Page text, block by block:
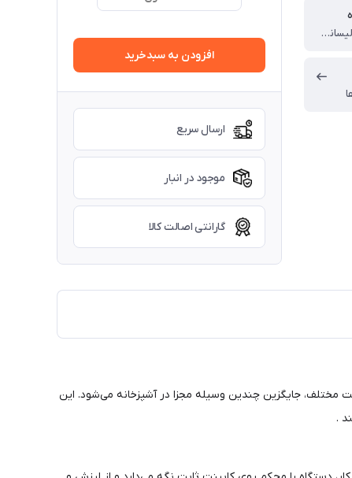
چین (تحت لیسانس جمهوری چک)
افزودن به سبدخرید
ارسال سریع
موجود در انبار
گارانتی اصالت کالا
مختلف، جایگزین چندین وسیله مجزا در آشپزخانه می‌شود. این
.